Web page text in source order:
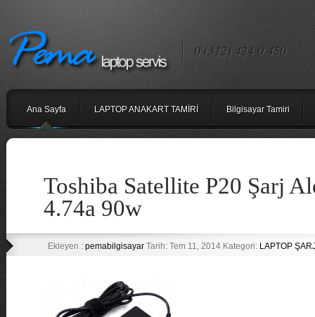
0 (312) 424 0 450
Ana Sayfa LAPTOP ANAKART TAMİRİ Bilgisayar Tamiri
Toshiba Satellite P20 Şarj
4.74a 90w
Ekleyen : pemabilgisayarTarih: Tem 11, 2014 Kategori: LAPTOP